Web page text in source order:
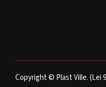
Copyright © Plast Ville. (Lei